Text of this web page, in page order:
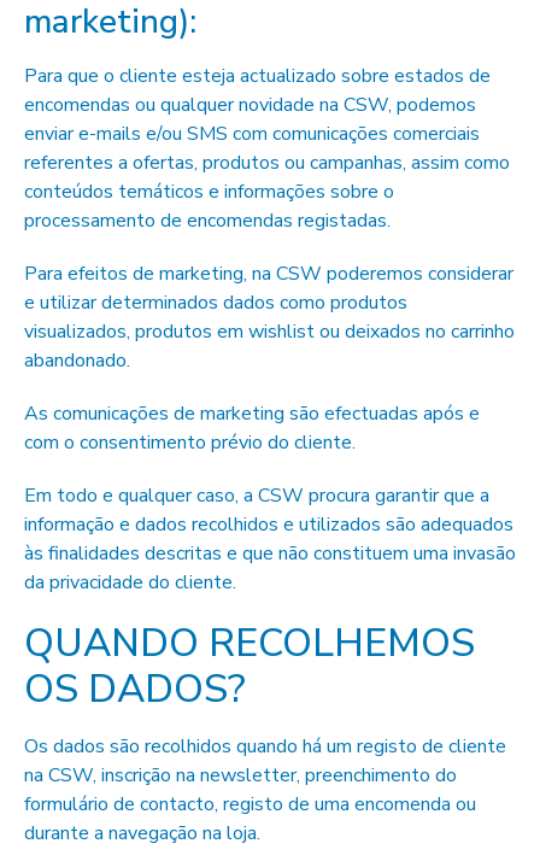
marketing):
Para que o cliente esteja actualizado sobre estados de
encomendas ou qualquer novidade na CSW, podemos
enviar e-mails e/ou SMS com comunicações comerciais
referentes a ofertas, produtos ou campanhas, assim como
conteúdos temáticos e informações sobre o
processamento de encomendas registadas.
Para efeitos de marketing, na CSW poderemos considerar
e utilizar determinados dados como produtos
visualizados, produtos em wishlist ou deixados no carrinho
abandonado.
As comunicações de marketing são efectuadas após e
com o consentimento prévio do cliente.
Em todo e qualquer caso, a CSW procura garantir que a
informação e dados recolhidos e utilizados são adequados
às finalidades descritas e que não constituem uma invasão
da privacidade do cliente.
QUANDO RECOLHEMOS
OS DADOS?
Os dados são recolhidos quando há um registo de cliente
na CSW, inscrição na newsletter, preenchimento do
formulário de contacto, registo de uma encomenda ou
durante a navegação na loja.